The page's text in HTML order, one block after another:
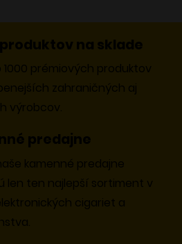
produktov na sklade
1000 prémiových produktov
zahraničných aj
výrobcov.
predajne
kamenné predajne
len ten najlepší sortiment v
cigariet a